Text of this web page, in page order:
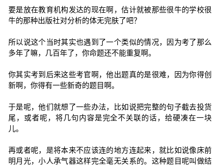
要是放在教育机构发达的现在啊，估计就被那些很牛的学校很
牛的那种出版社对分析的体无完肤了吧？
所以说这个当时其实也遇到了一个类似的情况，因为考了那么
多年了嘛，几百年了，你命题还不能重复啊。
你其实考到后来这些考官啊，他出题真的是很难，因为你得创
新啊，你得有一些新奇的题目啊。
于是呢，他们就想了一些办法，比如说把完整的句子截去投货
尾，或者呢，将几句内容是完全不关联的话，给硬凑在一块
儿。
再或者呢，是将本来不应该连的地方连起来，就比如说像床前
明月光，小人承气器这样完全毫无关系的。这种题目呢叫做结